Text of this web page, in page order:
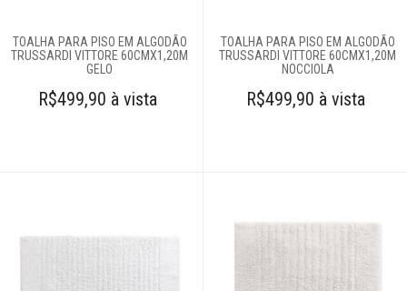
Colchas
TOALHA PARA PISO EM ALGODÃO
TRUSSARDI VITTORE 60CMX1,20M
GELO
R$499,90 à vista
TOALHA PARA PISO EM ALGODÃO
TRUSSARDI VITTORE 60CMX1,20M
NOCCIOLA
R$499,90 à vista